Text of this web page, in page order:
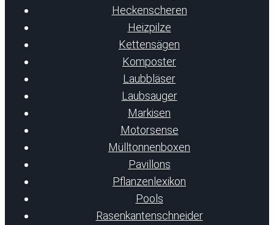
Heckenscheren
Heizpilze
Kettensägen
Komposter
Laubbläser
Laubsauger
Markisen
Motorsense
Mülltonnenboxen
Pavillons
Pflanzenlexikon
Pools
Rasenkantenschneider